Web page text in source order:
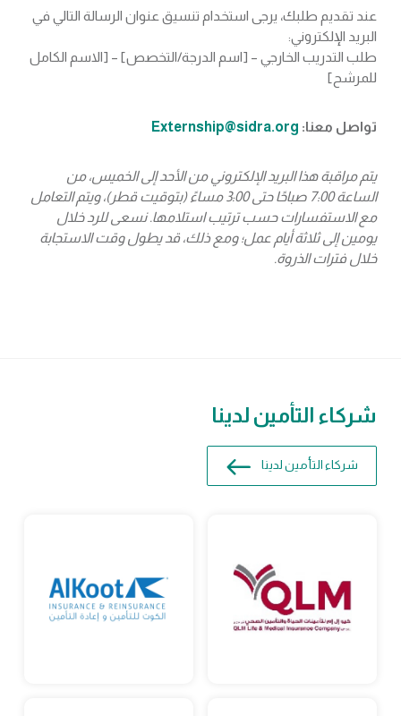
عند تقديم طلبك، يرجى استخدام تنسيق عنوان الرسالة التالي في
البريد الإلكتروني:
طلب التدريب الخارجي – [اسم الدرجة/التخصص] – [الاسم الكامل
للمرشح]
تواصل معنا: Externship@sidra.org
يتم مراقبة هذا البريد الإلكتروني من الأحد إلى الخميس، من
الساعة 7:00 صباحًا حتى 3:00 مساءً (بتوقيت قطر)، ويتم التعامل
مع الاستفسارات حسب ترتيب استلامها. نسعى للرد خلال
يومين إلى ثلاثة أيام عمل؛ ومع ذلك، قد يطول وقت الاستجابة
خلال فترات الذروة.
شركاء التأمين لدينا
شركاء التأمين لدينا